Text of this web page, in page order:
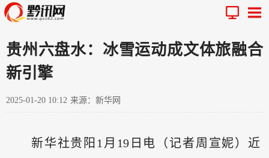
贵州六盘水：冰雪运动成文体旅融合
新引擎
2025-01-20 10:12 来源：新华网
新华社贵阳1月19日电（记者周宣妮）近